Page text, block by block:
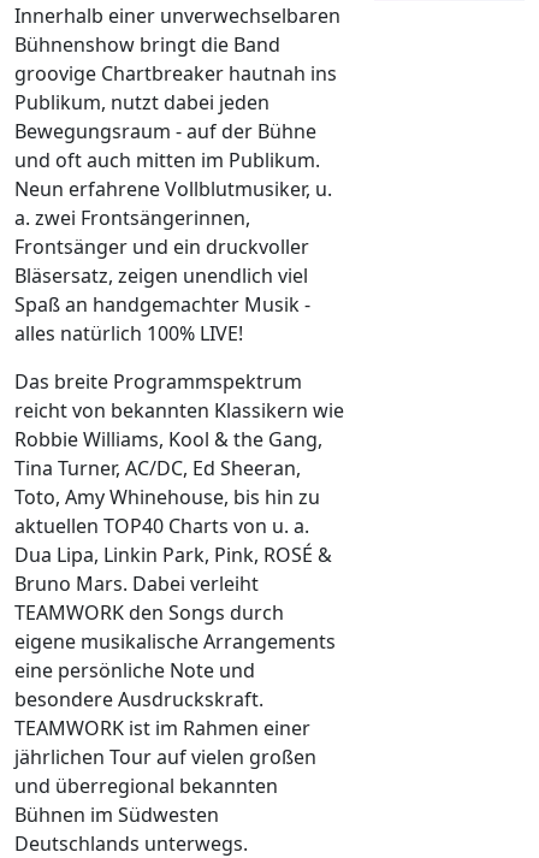
Innerhalb einer unverwechselbaren
Bühnenshow bringt die Band
groovige Chartbreaker hautnah ins
Publikum, nutzt dabei jeden
Bewegungsraum - auf der Bühne
und oft auch mitten im Publikum.
Neun erfahrene Vollblutmusiker, u.
a. zwei Frontsängerinnen,
Frontsänger und ein druckvoller
Bläsersatz, zeigen unendlich viel
Spaß an handgemachter Musik -
alles natürlich 100% LIVE!
Das breite Programmspektrum
reicht von bekannten Klassikern wie
Robbie Williams, Kool & the Gang,
Tina Turner, AC/DC, Ed Sheeran,
Toto, Amy Whinehouse, bis hin zu
aktuellen TOP40 Charts von u. a.
Dua Lipa, Linkin Park, Pink, ROSÉ &
Bruno Mars. Dabei verleiht
TEAMWORK den Songs durch
eigene musikalische Arrangements
eine persönliche Note und
besondere Ausdruckskraft.
TEAMWORK ist im Rahmen einer
jährlichen Tour auf vielen großen
und überregional bekannten
Bühnen im Südwesten
Deutschlands unterwegs.